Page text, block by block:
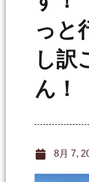
っと
し訳
ん！
8月 7,